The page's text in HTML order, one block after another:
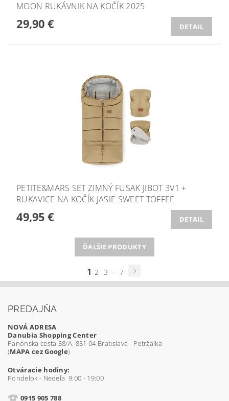
MOON RUKÁVNIK NA KOČÍK 2025
29,90 € DETAIL
PETITE&MARS SET ZIMNÝ FUSAK JIBOT 3V1 +
RUKAVICE NA KOČÍK JASIE SWEET TOFFEE
49,95 € DETAIL
ĎALŠIE PRODUKTY
1 2 3 ... 7
PREDAJŇA
NOVÁ ADRESA
Danubia Shopping Center
Panónska cesta 38/A, 851 04 Bratislava - Petržalka
(MAPA cez Google)
Otváracie hodiny:
Pondelok - Nedeľa 9:00 - 19:00
0915 905 788